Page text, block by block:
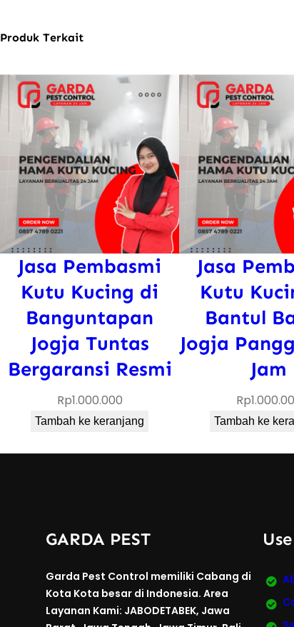
Produk Terkait
Jasa Pembasmi
Kutu Kucing di
Banguntapan
Jogja Tuntas
Bergaransi Resmi
Rp1.000.000
Tambah ke keranjang
Jasa
Kutu
Bantul
Jogja
Jam
Rp
Tambah ke
GARDA PEST
Garda Pest Control memiliki Cabang di
Kota Kota besar di Indonesia. Area
Layanan Kami: JABODETABEK, Jawa